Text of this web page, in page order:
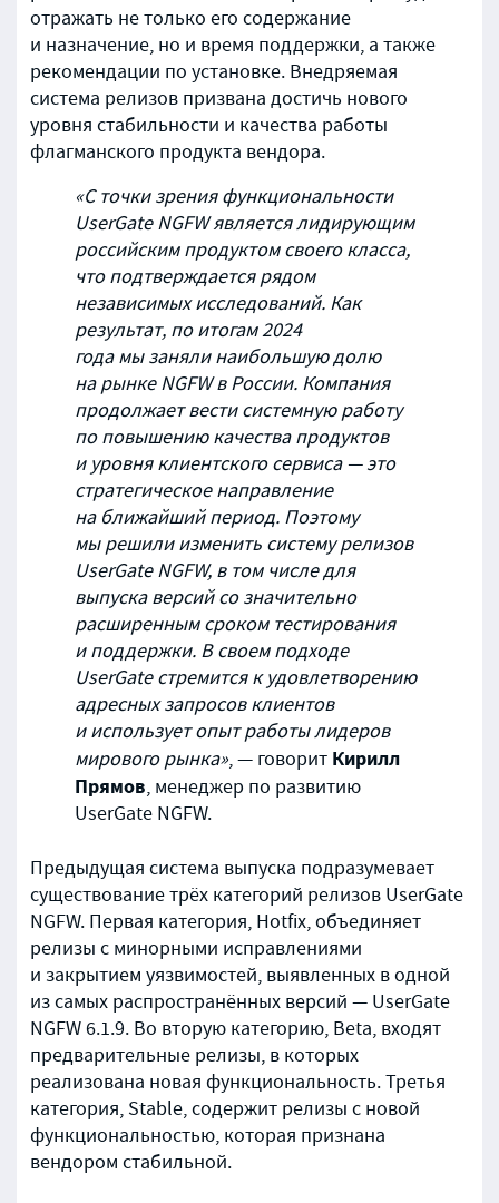
отражать не только его содержание
и назначение, но и время поддержки, а также
рекомендации по установке. Внедряемая
система релизов призвана достичь нового
уровня стабильности и качества работы
флагманского продукта вендора.
«С точки зрения функциональности
UserGate NGFW является лидирующим
российским продуктом своего класса,
что подтверждается рядом
независимых исследований. Как
результат, по итогам 2024
года мы заняли наибольшую долю
на рынке NGFW в России. Компания
продолжает вести системную работу
по повышению качества продуктов
и уровня клиентского сервиса — это
стратегическое направление
на ближайший период. Поэтому
мы решили изменить систему релизов
UserGate NGFW, в том числе для
выпуска версий со значительно
расширенным сроком тестирования
и поддержки. В своем подходе
UserGate стремится к удовлетворению
адресных запросов клиентов
и использует опыт работы лидеров
мирового рынка», — говорит Кирилл
Прямов, менеджер по развитию
UserGate NGFW.
Предыдущая система выпуска подразумевает
существование трёх категорий релизов UserGate
NGFW. Первая категория, Hotfix, объединяет
релизы с минорными исправлениями
и закрытием уязвимостей, выявленных в одной
из самых распространённых версий — UserGate
NGFW 6.1.9. Во вторую категорию, Beta, входят
предварительные релизы, в которых
реализована новая функциональность. Третья
категория, Stable, содержит релизы с новой
функциональностью, которая признана
вендором стабильной.